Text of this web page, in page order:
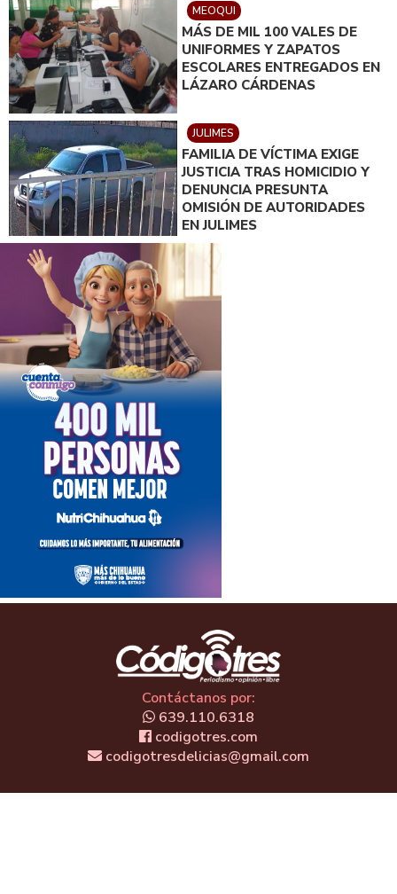
MEOQUI
MÁS DE MIL 100 VALES DE
UNIFORMES Y ZAPATOS
ESCOLARES ENTREGADOS EN
LÁZARO CÁRDENAS
JULIMES
FAMILIA DE VÍCTIMA EXIGE
JUSTICIA TRAS HOMICIDIO Y
DENUNCIA PRESUNTA
OMISIÓN DE AUTORIDADES
EN JULIMES
Contáctanos por:
639.110.6318
codigotres.com
codigotresdelicias@gmail.com